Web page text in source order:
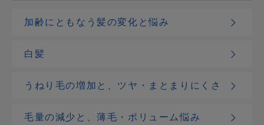
加齢にともなう髪の変化と悩み
白髪
うねり毛の増加と、ツヤ・まとまりにくさ
毛量の減少と、薄毛・ボリューム悩み